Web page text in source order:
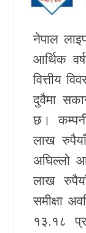
समाचार
सूचना
प्रविधि
शिक्षा
स्वास्थ्य
खेलकुद
Unicode
नेपाल
आर्थिक
वित्तीय
दुवैमा
छ।
लाख
अघिल्लो
लाख
समीक्षा
१३.१८